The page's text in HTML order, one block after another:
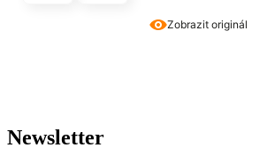
Zobrazit originál
Newsletter